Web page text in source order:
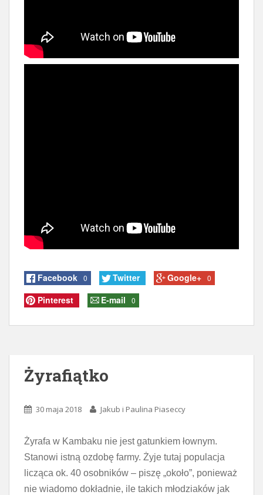
Facebook 0 Twitter Google+ 0
Pinterest E-mail 0
Żyrafiątko
30 maja 2018 Jakub i Paulina Piaseccy
Żyrafa w Kambaku nie jest gatunkiem łownym.
Stanowi istną ozdobę farmy. Żyje tutaj populacja
licząca ok. 40 osobników – piszę „około”, ponieważ
nie wiadomo dokładnie, ile takich młodziaków jak